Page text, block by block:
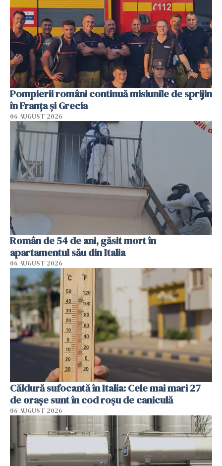
Pompierii români continuă misiunile de sprijin
în Franţa şi Grecia
06 AUGUST 2026
Român de 54 de ani, găsit mort în
apartamentul său din Italia
06 AUGUST 2026
Căldură sufocantă în Italia: Cele mai mari 27
de orașe sunt în cod roșu de caniculă
06 AUGUST 2026